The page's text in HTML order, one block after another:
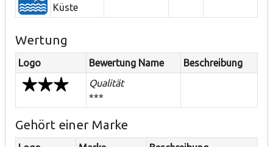
Küste
Wertung
Logo Bewertung Name
Beschreibung
Qualität
***
Gehört einer Marke